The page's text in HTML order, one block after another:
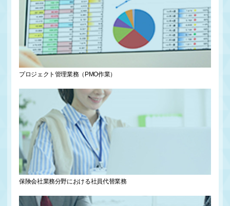
プロジェクト管理業務（PMO作業）
保険会社業務分野における社員代替業務